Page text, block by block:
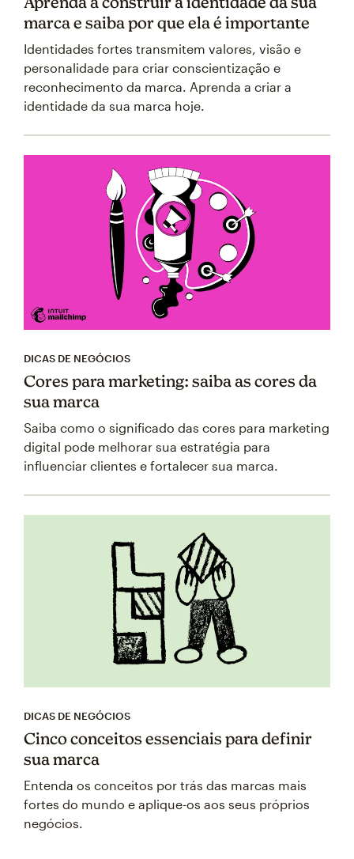
marca e saiba por que ela é importante
Identidades fortes transmitem valores, visão e
personalidade para criar conscientização e
reconhecimento da marca. Aprenda a criar a
identidade da sua marca hoje.
DICAS DE NEGÓCIOS
Cores para marketing: saiba as cores da
sua marca
Saiba como o significado das cores para marketing
digital pode melhorar sua estratégia para
influenciar clientes e fortalecer sua marca.
DICAS DE NEGÓCIOS
Cinco conceitos essenciais para definir
sua marca
Entenda os conceitos por trás das marcas mais
fortes do mundo e aplique-os aos seus próprios
negócios.